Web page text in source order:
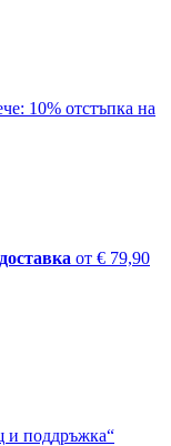
10% отстъпка на
от € 79,90
и поддръжка“